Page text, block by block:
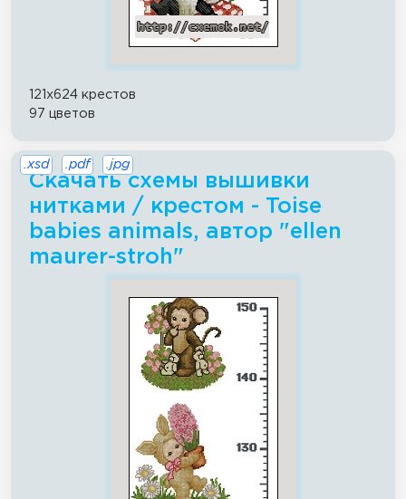
121x624 крестов
97 цветов
Скачать схемы вышивки
нитками / крестом - Toise
babies animals, автор "ellen
maurer-stroh"
.xsd .pdf .jpg